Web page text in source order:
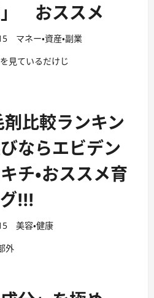
」 おススメ
マネー・資産・副業
見ているだけじ
比較ランキン
ならエビデン
チ・おススメ育
!!!
美容・健康
外